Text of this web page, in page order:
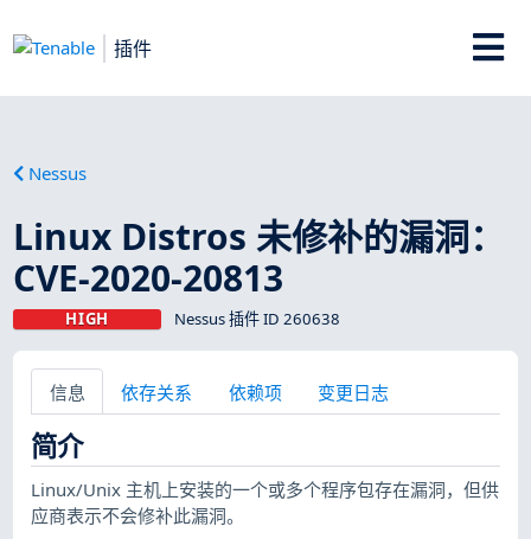
插件
Nessus
Linux Distros 未修补的漏洞：
CVE-2020-20813
HIGH Nessus 插件 ID 260638
信息 依存关系 依赖项 变更日志
简介
Linux/Unix 主机上安装的一个或多个程序包存在漏洞，但供
应商表示不会修补此漏洞。